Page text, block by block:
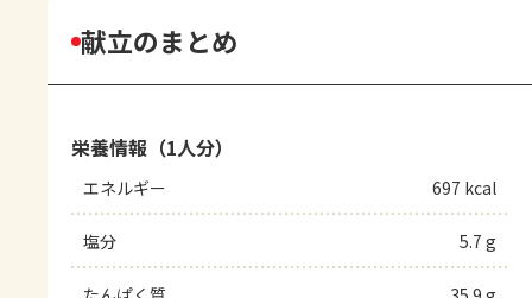
献立のまとめ
栄養情報（1人分）
エネルギー 697 kcal
塩分 5.7 g